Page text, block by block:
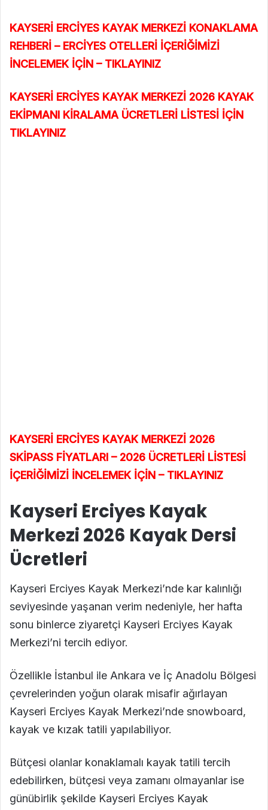
KAYSERİ ERCİYES KAYAK MERKEZİ KONAKLAMA
REHBERİ – ERCİYES OTELLERİ İÇERİĞİMİZİ
İNCELEMEK İÇİN – TIKLAYINIZ
KAYSERİ ERCİYES KAYAK MERKEZİ 2026 KAYAK
EKİPMANI KİRALAMA ÜCRETLERİ LİSTESİ İÇİN
TIKLAYINIZ
KAYSERİ ERCİYES KAYAK MERKEZİ 2026
SKİPASS FİYATLARI – 2026 ÜCRETLERİ LİSTESİ
İÇERİĞİMİZİ İNCELEMEK İÇİN – TIKLAYINIZ
Kayseri Erciyes Kayak
Merkezi 2026 Kayak Dersi
Ücretleri
Kayseri Erciyes Kayak Merkezi’nde kar kalınlığı
seviyesinde yaşanan verim nedeniyle, her hafta
sonu binlerce ziyaretçi Kayseri Erciyes Kayak
Merkezi’ni tercih ediyor.
Özellikle İstanbul ile Ankara ve İç Anadolu Bölgesi
çevrelerinden yoğun olarak misafir ağırlayan
Kayseri Erciyes Kayak Merkezi’nde snowboard,
kayak ve kızak tatili yapılabiliyor.
Bütçesi olanlar konaklamalı kayak tatili tercih
edebilirken, bütçesi veya zamanı olmayanlar ise
günübirlik şekilde Kayseri Erciyes Kayak